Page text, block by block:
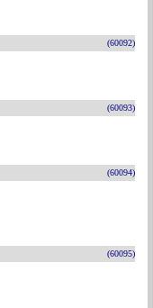
(60092)
(60093)
(60094)
(60095)